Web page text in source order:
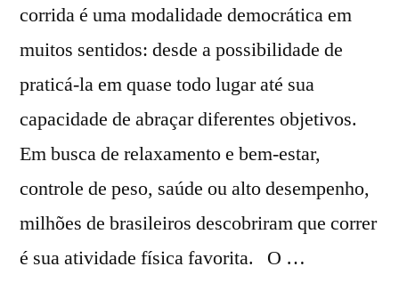
corrida é uma modalidade democrática em
muitos sentidos: desde a possibilidade de
praticá-la em quase todo lugar até sua
capacidade de abraçar diferentes objetivos.
Em busca de relaxamento e bem-estar,
controle de peso, saúde ou alto desempenho,
milhões de brasileiros descobriram que correr
é sua atividade física favorita. O …